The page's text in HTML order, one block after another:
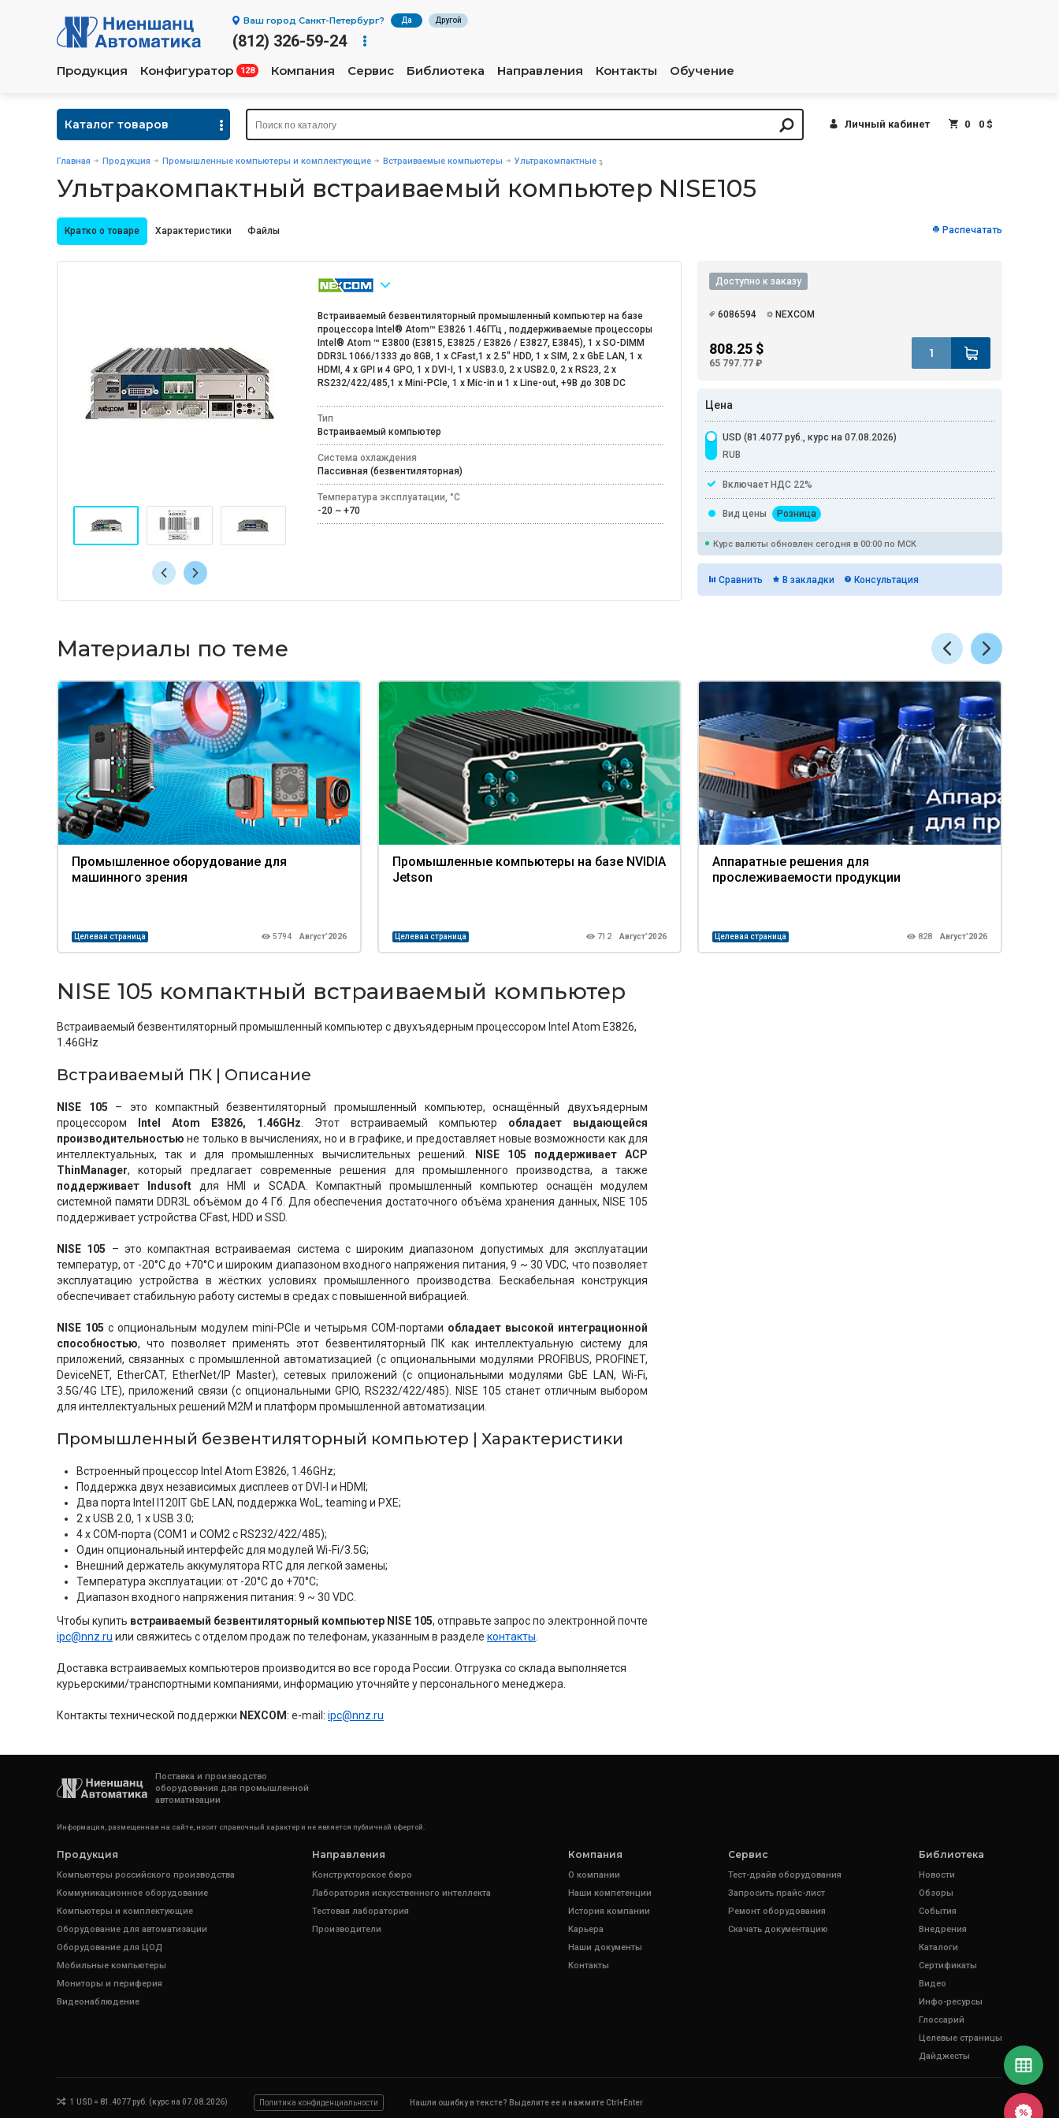
Ваш город Санкт-Петербург? Да Другой
(812) 326-59-24
Продукция Конфигуратор 128 Компания Сервис Библиотека Направления Контакты Обучение
Каталог товаров Личный кабинет 0 0 $
Главная Продукция Промышленные компьютеры и комплектующие Встраиваемые компьютеры Ультракомпактные
Ультракомпактный встраиваемый компьютер NISE105
Кратко о товаре Характеристики Файлы Распечатать
Доступно к заказу
6086594 NEXCOM
808.25 $
65 797.77 ₽
Цена
USD (81.4077 руб., курс на 07.08.2026)
RUB
Включает НДС 22%
Вид цены Розница
Курс валюты обновлен сегодня в 00:00 по МСК
Сравнить В закладки Консультация
Встраиваемый безвентиляторный промышленный компьютер на базе
процессора Intel® Atom™ E3826 1.46ГГц , поддерживаемые процессоры
Intel® Atom ™ E3800 (E3815, E3825 / E3826 / E3827, E3845), 1 х SO-DIMM
DDR3L 1066/1333 до 8GB, 1 x CFast,1 x 2.5" HDD, 1 x SIM, 2 x GbE LAN, 1 x
HDMI, 4 x GPI и 4 GPO, 1 x DVI-I, 1 x USB3.0, 2 x USB2.0, 2 x RS23, 2 x
RS232/422/485,1 x Mini-PCIe, 1 x Mic-in и 1 x Line-out, +9В до 30В DC
Тип
Встраиваемый компьютер
Система охлаждения
Пассивная (безвентиляторная)
Температура эксплуатации, °C
-20 ~ +70
Материалы по теме
Промышленное оборудование для
машинного зрения
Целевая страница 5794 Август’2026
Промышленные компьютеры на базе NVIDIA
Jetson
Целевая страница 712 Август’2026
Аппаратные решения для
прослеживаемости продукции
Целевая страница 828 Август’2026
NISE 105 компактный встраиваемый компьютер
Встраиваемый безвентиляторный промышленный компьютер с двухъядерным процессором Intel Atom E3826,
1.46GHz
Встраиваемый ПК | Описание
NISE 105 – это компактный безвентиляторный промышленный компьютер, оснащённый двухъядерным
процессором
Intel Atom E3826, 1.46GHz . Этот встраиваемый компьютер обладает выдающейся
производительностью не только в вычислениях, но и в графике, и предоставляет новые возможности как для
интеллектуальных, так и для промышленных вычислительных решений.
NISE 105
поддерживает ACP
ThinManager, который предлагает современные решения для промышленного производства, а также
поддерживает Indusoft для HMI и SCADA. Компактный промышленный компьютер оснащён модулем
системной памяти DDR3L объёмом до 4 Гб. Для обеспечения достаточного объёма хранения данных, NISE 105
поддерживает устройства CFast, HDD и SSD.
NISE 105 – это компактная встраиваемая система с широким диапазоном допустимых для эксплуатации
температур, от -20°C до +70°C и широким диапазоном входного напряжения питания, 9 ~ 30 VDC, что позволяет
эксплуатацию устройства в жёстких условиях промышленного производства. Бескабельная конструкция
обеспечивает стабильную работу системы в средах с повышенной вибрацией.
NISE 105 с опциональным модулем mini-PCIe и четырьмя COM-портами обладает высокой интеграционной
способностью, что позволяет применять этот безвентиляторный ПК как интеллектуальную систему для
приложений, связанных с промышленной автоматизацией (с опциональными модулями PROFIBUS, PROFINET,
DeviceNET, EtherCAT, EtherNet/IP Master), сетевых приложений (с опциональными модулями GbE LAN, Wi-Fi,
3.5G/4G LTE), приложений связи (с опциональными GPIO, RS232/422/485). NISE 105 станет отличным выбором
для интеллектуальных решений M2M и платформ промышленной автоматизации.
Промышленный безвентиляторный компьютер | Характеристики
Встроенный процессор Intel Atom E3826, 1.46GHz;
Поддержка двух независимых дисплеев от DVI-I и HDMI;
Два порта Intel I120IT GbE LAN, поддержка WoL, teaming и PXE;
2 x USB 2.0, 1 x USB 3.0;
4 x COM-порта (COM1 и COM2 с RS232/422/485);
Один опциональный интерфейс для модулей Wi-Fi/3.5G;
Внешний держатель аккумулятора RTC для легкой замены;
Температура эксплуатации: от -20°C до +70°C;
Диапазон входного напряжения питания: 9 ~ 30 VDC.
Чтобы купить встраиваемый безвентиляторный компьютер NISE 105, отправьте запрос по электронной почте
ipc@nnz.ru или свяжитесь с отделом продаж по телефонам, указанным в разделе контакты
Доставка встраиваемых компьютеров производится во все города России. Отгрузка со склада выполняется
курьерскими/транспортными компаниями, информацию уточняйте у персонального менеджера.
Контакты технической поддержки NEXCOM: e-mail: ipc@nnz.ru
Поставка и производство
оборудования для промышленной
автоматизации
Информация, размещенная на сайте, носит справочный характер и не является публичной офертой.
Продукция
Компьютеры российского производства
Коммуникационное оборудование
Компьютеры и комплектующие
Оборудование для автоматизации
Оборудование для ЦОД
Мобильные компьютеры
Мониторы и периферия
Видеонаблюдение
Направления
Конструкторское бюро
Лаборатория искусственного интеллекта
Тестовая лаборатория
Производители
Компания
О компании
Наши компетенции
История компании
Карьера
Наши документы
Контакты
Сервис
Тест-драйв оборудования
Запросить прайс-лист
Ремонт оборудования
Скачать документацию
Библиотека
Новости
Обзоры
События
Внедрения
Каталоги
Сертификаты
Видео
Инфо-ресурсы
Глоссарий
Целевые страницы
Дайджесты
1 USD = 81.4077 руб. (курс на 07.08.2026) Политика конфиденциальности Нашли ошибку в тексте? Выделите ее и нажмите Ctrl+Enter